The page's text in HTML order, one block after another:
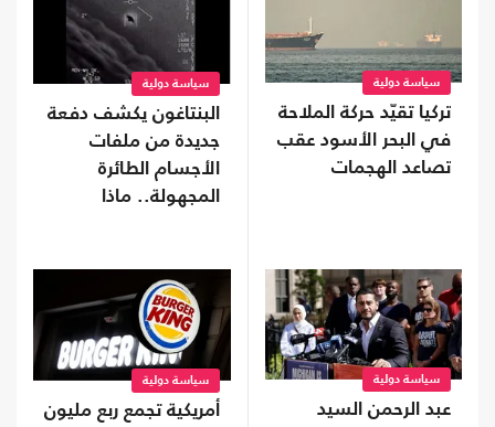
سياسة دولية
تركيا تقيّد حركة الملاحة
في البحر الأسود عقب
تصاعد الهجمات
سياسة دولية
البنتاغون يكشف دفعة
جديدة من ملفات
الأجسام الطائرة
المجهولة.. ماذا
سياسة دولية
عبد الرحمن السيد
سياسة دولية
أمريكية تجمع ربع مليون